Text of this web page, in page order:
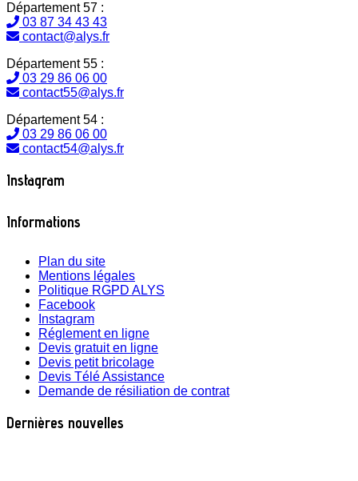
Département 57 :
03 87 34 43 43
contact@alys.fr
Département 55 :
03 29 86 06 00
contact55@alys.fr
Département 54 :
03 29 86 06 00
contact54@alys.fr
Instagram
Informations
Plan du site
Mentions légales
Politique RGPD ALYS
Facebook
Instagram
Réglement en ligne
Devis gratuit en ligne
Devis petit bricolage
Devis Télé Assistance
Demande de résiliation de contrat
Dernières nouvelles